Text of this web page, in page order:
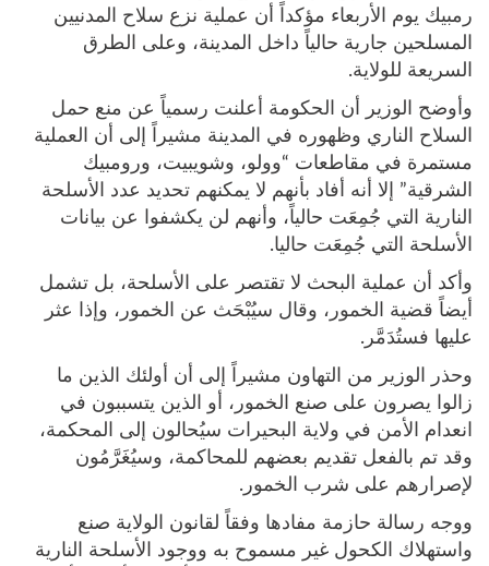
رمبيك يوم الأربعاء مؤكداً أن عملية نزع سلاح المدنيين
المسلحين جارية حالياً داخل المدينة، وعلى الطرق
السريعة للولاية.
وأوضح الوزير أن الحكومة أعلنت رسمياً عن منع حمل
السلاح الناري وظهوره في المدينة مشيراً إلى أن العملية
مستمرة في مقاطعات “وولو، وشويبيت، ورومبيك
الشرقية” إلا أنه أفاد بأنهم لا يمكنهم تحديد عدد الأسلحة
النارية التي جُمِعَت حالياً، وأنهم لن يكشفوا عن بيانات
الأسلحة التي جُمِعَت حاليا.
وأكد أن عملية البحث لا تقتصر على الأسلحة، بل تشمل
أيضاً قضية الخمور، وقال سيُبْحَث عن الخمور، وإذا عثر
عليها فستُدَمَّر.
وحذر الوزير من التهاون مشيراً إلى أن أولئك الذين ما
زالوا يصرون على صنع الخمور، أو الذين يتسببون في
انعدام الأمن في ولاية البحيرات سيُحالون إلى المحكمة،
وقد تم بالفعل تقديم بعضهم للمحاكمة، وسيُغَرَّمُون
لإصرارهم على شرب الخمور.
ووجه رسالة حازمة مفادها وفقاً لقانون الولاية صنع
واستهلاك الكحول غير مسموح به ووجود الأسلحة النارية